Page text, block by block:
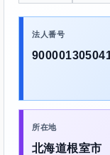
法人番号
所在地
北海道根室市